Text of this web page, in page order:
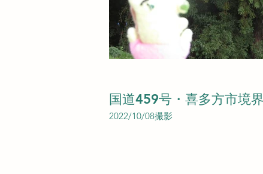
国道459号・喜多方市境界
2022/10/08撮影